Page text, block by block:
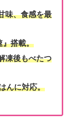
味、食感を最
』搭載。
凍後もべたつ
んに対応。